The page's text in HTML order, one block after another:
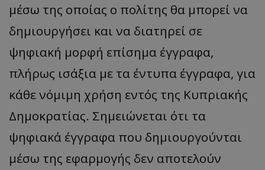
μέσω της οποίας ο πολίτης θα μπορεί να
δημιουργήσει και να διατηρεί σε
ψηφιακή μορφή επίσημα έγγραφα,
πλήρως ισάξια με τα έντυπα έγγραφα, για
κάθε νόμιμη χρήση εντός της Κυπριακής
Δημοκρατίας. Σημειώνεται ότι τα
ψηφιακά έγγραφα που δημιουργούνται
μέσω της εφαρμογής δεν αποτελούν